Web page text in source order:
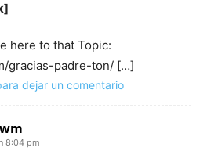
here to that Topic:
gracias-padre-ton/ […]
dejar un comentario
8:04 pm